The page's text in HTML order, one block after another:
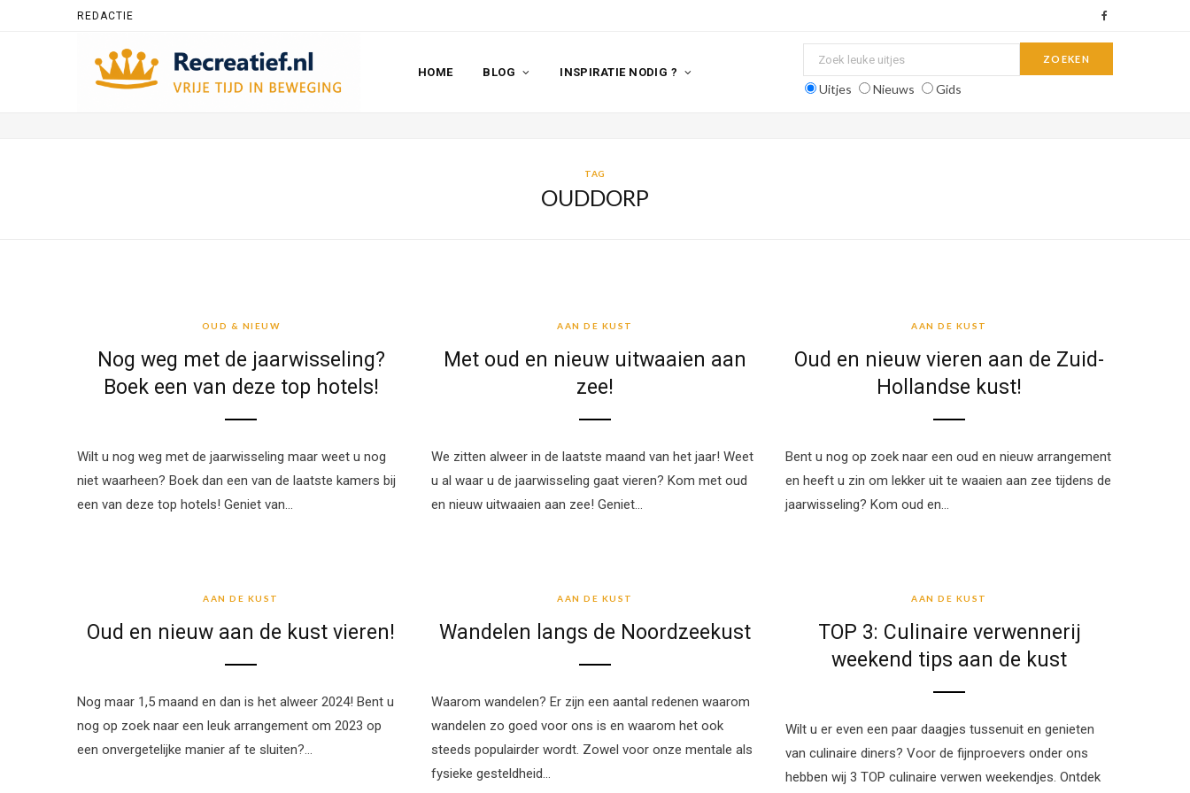
REDACTIE
c
HOME BLOG INSPIRATIE NODIG ?
Uitjes Nieuws Gids
TAG
OUDDORP
OUD & NIEUW
Nog weg met de jaarwisseling?
Boek een van deze top hotels!
Wilt u nog weg met de jaarwisseling maar weet u nog
niet waarheen? Boek dan een van de laatste kamers bij
een van deze top hotels! Geniet van…
AAN DE KUST
Met oud en nieuw uitwaaien aan
zee!
We zitten alweer in de laatste maand van het jaar! Weet
u al waar u de jaarwisseling gaat vieren? Kom met oud
en nieuw uitwaaien aan zee! Geniet…
AAN DE KUST
Oud en nieuw vieren aan de Zuid-
Hollandse kust!
Bent u nog op zoek naar een oud en nieuw arrangement
en heeft u zin om lekker uit te waaien aan zee tijdens de
jaarwisseling? Kom oud en…
AAN DE KUST
Oud en nieuw aan de kust vieren!
Nog maar 1,5 maand en dan is het alweer 2024! Bent u
nog op zoek naar een leuk arrangement om 2023 op
een onvergetelijke manier af te sluiten?…
AAN DE KUST
Wandelen langs de Noordzeekust
Waarom wandelen? Er zijn een aantal redenen waarom
wandelen zo goed voor ons is en waarom het ook
steeds populairder wordt. Zowel voor onze mentale als
fysieke gesteldheid…
AAN DE KUST
TOP 3: Culinaire verwennerij
weekend tips aan de kust
Wilt u er even een paar daagjes tussenuit en genieten
van culinaire diners? Voor de fijnproevers onder ons
hebben wij 3 TOP culinaire verwen weekendjes. Ontdek